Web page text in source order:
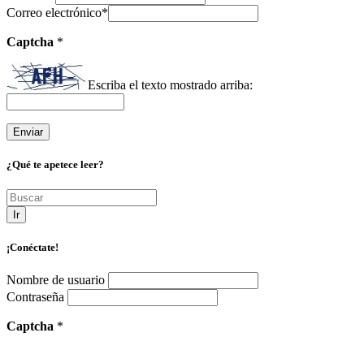
Correo electrónico*
Captcha *
Escriba el texto mostrado arriba:
¿Qué te apetece leer?
Ir
¡Conéctate!
Nombre de usuario
Contraseña
Captcha *